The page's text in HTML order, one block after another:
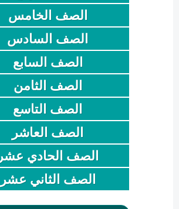
الصف الخامس
الصف السادس
الصف السابع
الصف الثامن
الصف التاسع
الصف العاشر
الصف الحادي عشر
الصف الثاني عشر